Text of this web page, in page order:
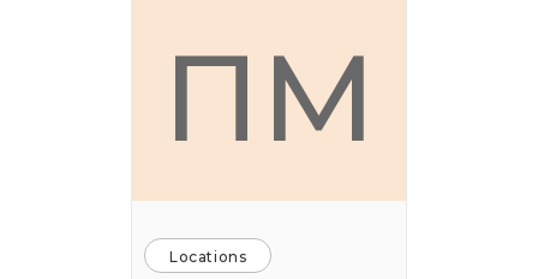
ПМ
Locations